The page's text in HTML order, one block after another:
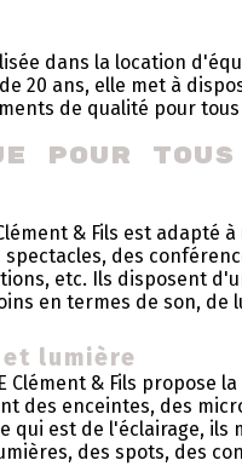
dans la location
20 ans, elle met à
de qualité pour
pour
& Fils est adapté
des
etc. Ils disposent
en termes de son, de
lumière
Clément & Fils propose
des enceintes, des
qui est de l'éclairage, ils
des spots, des